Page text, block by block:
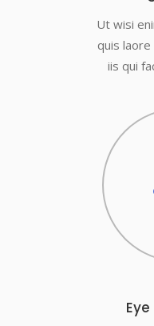
Ut wisi
quis
iis qui